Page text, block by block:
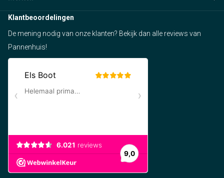
Klantbeoordelingen
De mening nodig van onze klanten? Bekijk dan alle reviews van
Pannenhuis!